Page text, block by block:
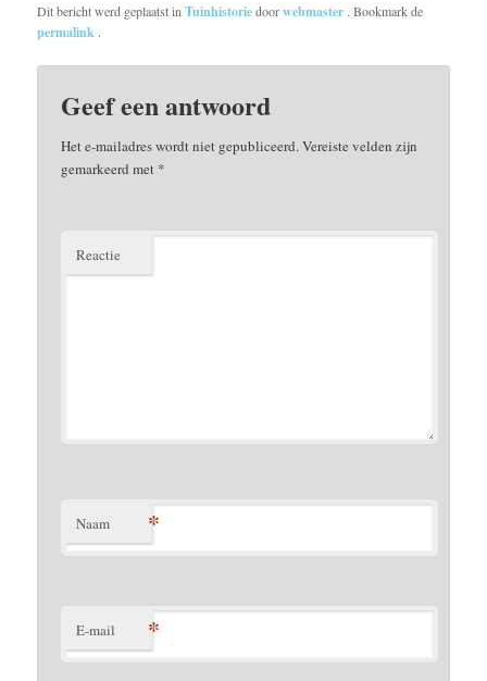
Dit bericht werd geplaatst inTuinhistoriedoorwebmaster . Bookmark de
permalink .
Geef een antwoord
Het e-mailadres wordt niet gepubliceerd.Vereiste velden zijn
gemarkeerd met *
Reactie
Naam *
E-mail *